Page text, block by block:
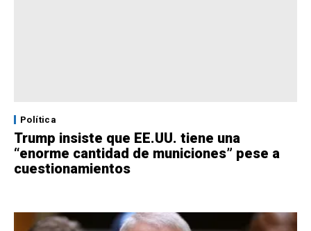
Política
Trump insiste que EE.UU. tiene una
“enorme cantidad de municiones” pese a
cuestionamientos